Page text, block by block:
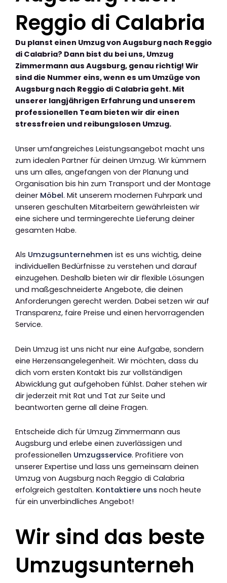
Reggio di Calabria
Du planst einen Umzug von Augsburg nach Reggio
di Calabria? Dann bist du bei uns, Umzug
Zimmermann aus Augsburg, genau richtig! Wir
sind die Nummer eins, wenn es um Umzüge von
Augsburg nach Reggio di Calabria geht. Mit
unserer langjährigen Erfahrung und unserem
professionellen Team bieten wir dir einen
stressfreien und reibungslosen Umzug.
Unser umfangreiches Leistungsangebot macht uns
zum idealen Partner für deinen Umzug. Wir kümmern
uns um alles, angefangen von der Planung und
Organisation bis hin zum Transport und der Montage
deiner Möbel. Mit unserem modernen Fuhrpark und
unseren geschulten Mitarbeitern gewährleisten wir
eine sichere und termingerechte Lieferung deiner
gesamten Habe.
Als Umzugsunternehmen ist es uns wichtig, deine
individuellen Bedürfnisse zu verstehen und darauf
einzugehen. Deshalb bieten wir dir flexible Lösungen
und maßgeschneiderte Angebote, die deinen
Anforderungen gerecht werden. Dabei setzen wir auf
Transparenz, faire Preise und einen hervorragenden
Service.
Dein Umzug ist uns nicht nur eine Aufgabe, sondern
eine Herzensangelegenheit. Wir möchten, dass du
dich vom ersten Kontakt bis zur vollständigen
Abwicklung gut aufgehoben fühlst. Daher stehen wir
dir jederzeit mit Rat und Tat zur Seite und
beantworten gerne all deine Fragen.
Entscheide dich für Umzug Zimmermann aus
Augsburg und erlebe einen zuverlässigen und
professionellen Umzugsservice. Profitiere von
unserer Expertise und lass uns gemeinsam deinen
Umzug von Augsburg nach Reggio di Calabria
erfolgreich gestalten. Kontaktiere uns noch heute
für ein unverbindliches Angebot!
Wir sind das beste
Umzugsunterneh